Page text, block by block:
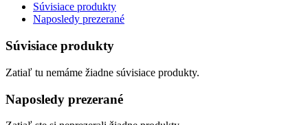
Súvisiace produkty
Naposledy prezerané
Súvisiace produkty
Zatiaľ tu nemáme žiadne súvisiace produkty.
Naposledy prezerané